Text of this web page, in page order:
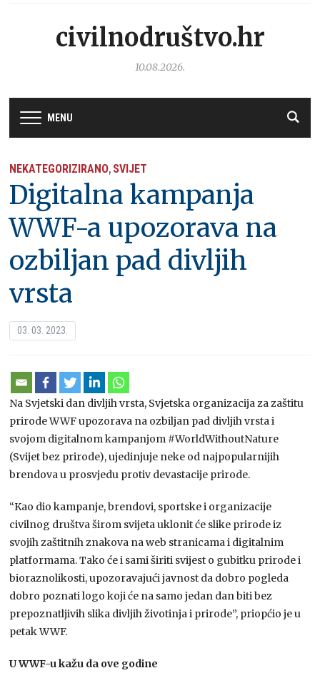
civilnodruštvo.hr
10.08.2026.
MENU
NEKATEGORIZIRANO, SVIJET
Digitalna kampanja
WWF-a upozorava na
ozbiljan pad divljih
vrsta
03. 03. 2023.
Na Svjetski dan divljih vrsta, Svjetska organizacija za zaštitu
prirode WWF upozorava na ozbiljan pad divljih vrsta i
svojom digitalnom kampanjom #WorldWithoutNature
(Svijet bez prirode), ujedinjuje neke od najpopularnijih
brendova u prosvjedu protiv devastacije prirode.
“Kao dio kampanje, brendovi, sportske i organizacije
civilnog društva širom svijeta uklonit će slike prirode iz
svojih zaštitnih znakova na web stranicama i digitalnim
platformama. Tako će i sami širiti svijest o gubitku prirode i
bioraznolikosti, upozoravajući javnost da dobro pogleda
dobro poznati logo koji će na samo jedan dan biti bez
prepoznatljivih slika divljih životinja i prirode”, priopćio je u
petak WWF.
U WWF-u kažu da ove godine